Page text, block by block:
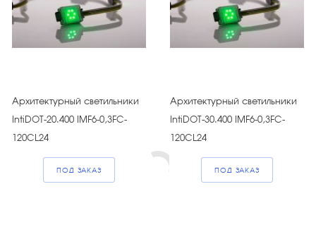
Архитектурный светильники
IntiDOT-20.400 IMF6-0,3FC-
120CL24
ПОД ЗАКАЗ
Архитектурный светильники
IntiDOT-30.400 IMF6-0,3FC-
120CL24
ПОД ЗАКАЗ